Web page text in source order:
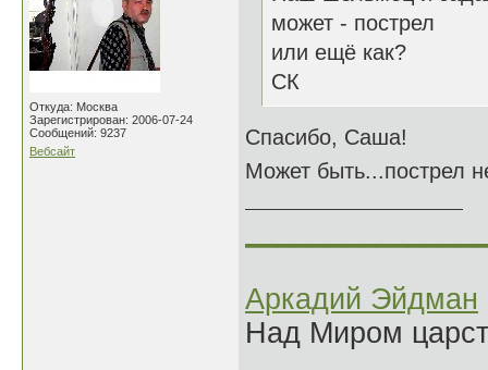
Откуда: Москва
Зарегистрирован: 2006-07-24
Сообщений: 9237
Вебсайт
может - пострел
или ещё как?
СК
Спасибо, Саша!
Может быть...пострел
Аркадий Эйдман
Над Миром